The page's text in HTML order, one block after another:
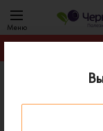
Меню
Гарантируем